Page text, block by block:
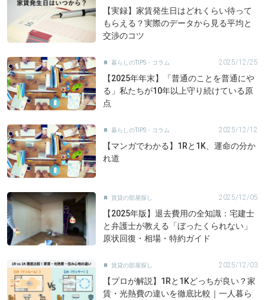
【実録】家賃発生日はどれくらい待って
もらえる？実際のデータから見る平均と
交渉のコツ
暮らしのTIPS・コラム 2025/12/25
【2025年年末】「普通のことを普通にや
る」私たちが10年以上守り続けている原
点
暮らしのTIPS・コラム 2025/12/12
【マンガでわかる】1Rと1K、運命の分か
れ道
賃貸の部屋探し 2025/12/05
【2025年版】退去費用の全知識：宅建士
と弁護士が教える「ぼったくられない」
原状回復・相場・特約ガイド
賃貸の部屋探し 2025/12/03
【プロが解説】1Rと1Kどっちが良い？家
賃・光熱費の違いを徹底比較｜一人暮ら